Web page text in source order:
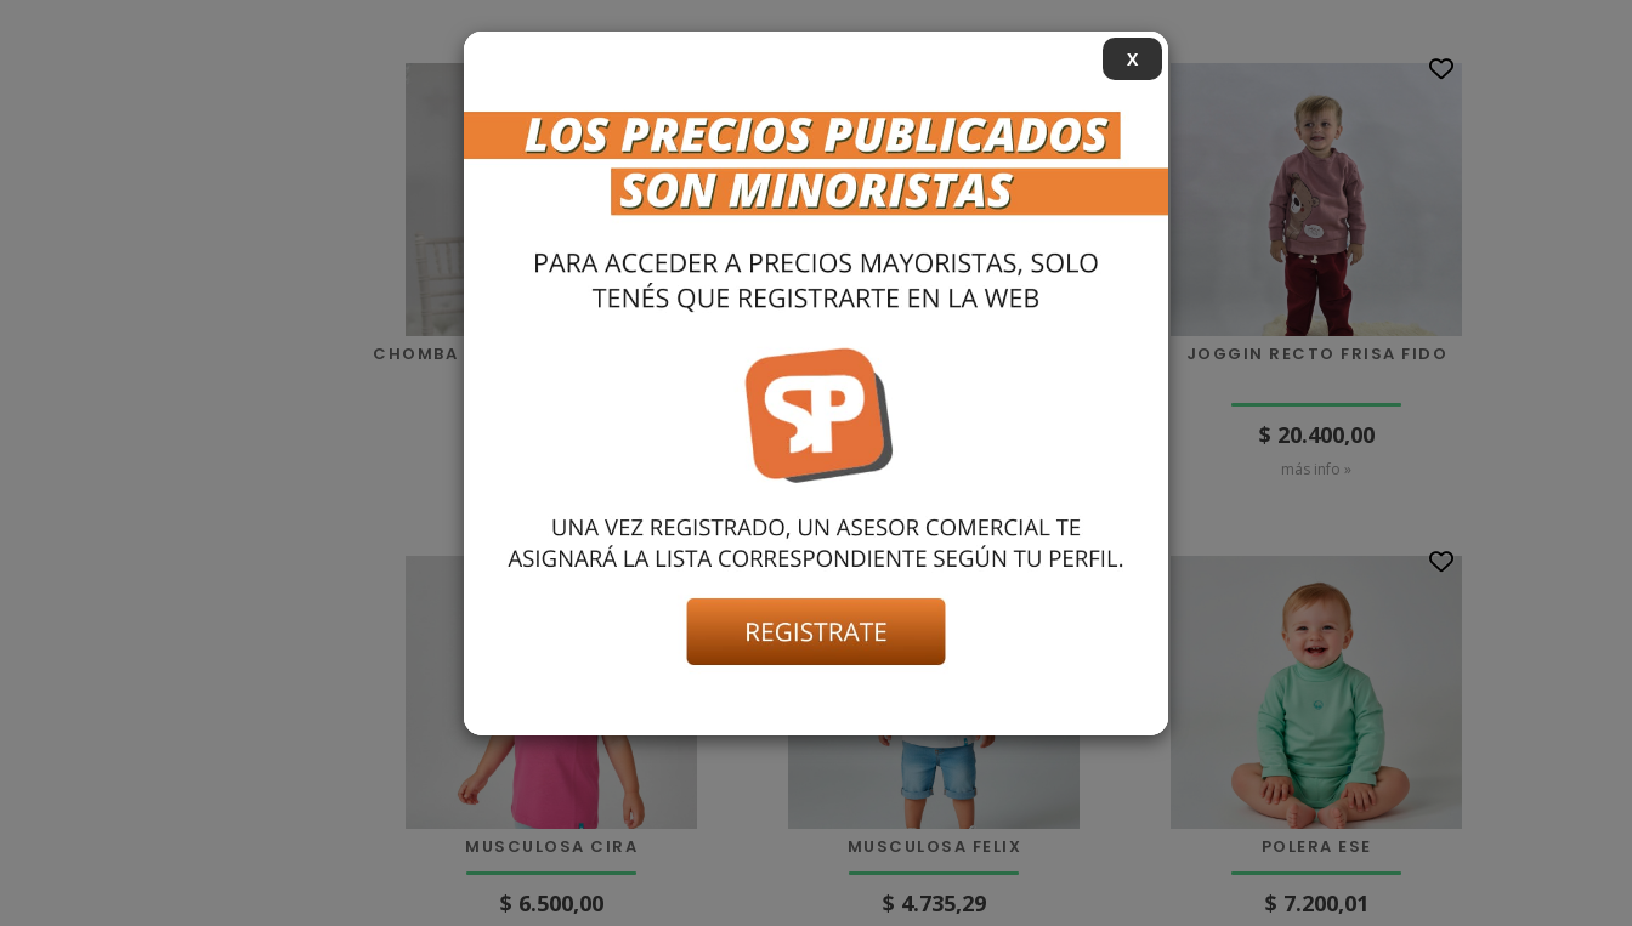
CHOMBA MANGA LARGA MICROPIQUE
CHOMBA MANGAS LARGAS
ESTAMPADA IAN
$ 17.255,01
JOGGIN RECTO FRISA FIDO
$ 20.400,00
más info »
MUSCULOSA CIRA
$ 6.500,00
MUSCULOSA FELIX
$ 4.735,29
POLERA ESE
$ 7.200,01
X